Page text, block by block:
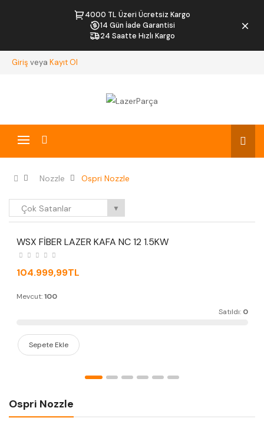
4000 TL Üzeri Ücretsiz Kargo
14 Gün İade Garantisi
24 Saatte Hızlı Kargo
Giriş veya Kayıt Ol
Nozzle Ospri Nozzle
Çok Satanlar ▼
WSX FİBER LAZER KAFA NC 12 1.5KW
104.999,99TL
Mevcut:100
Satıldı: 0
Sepete Ekle
Ospri Nozzle